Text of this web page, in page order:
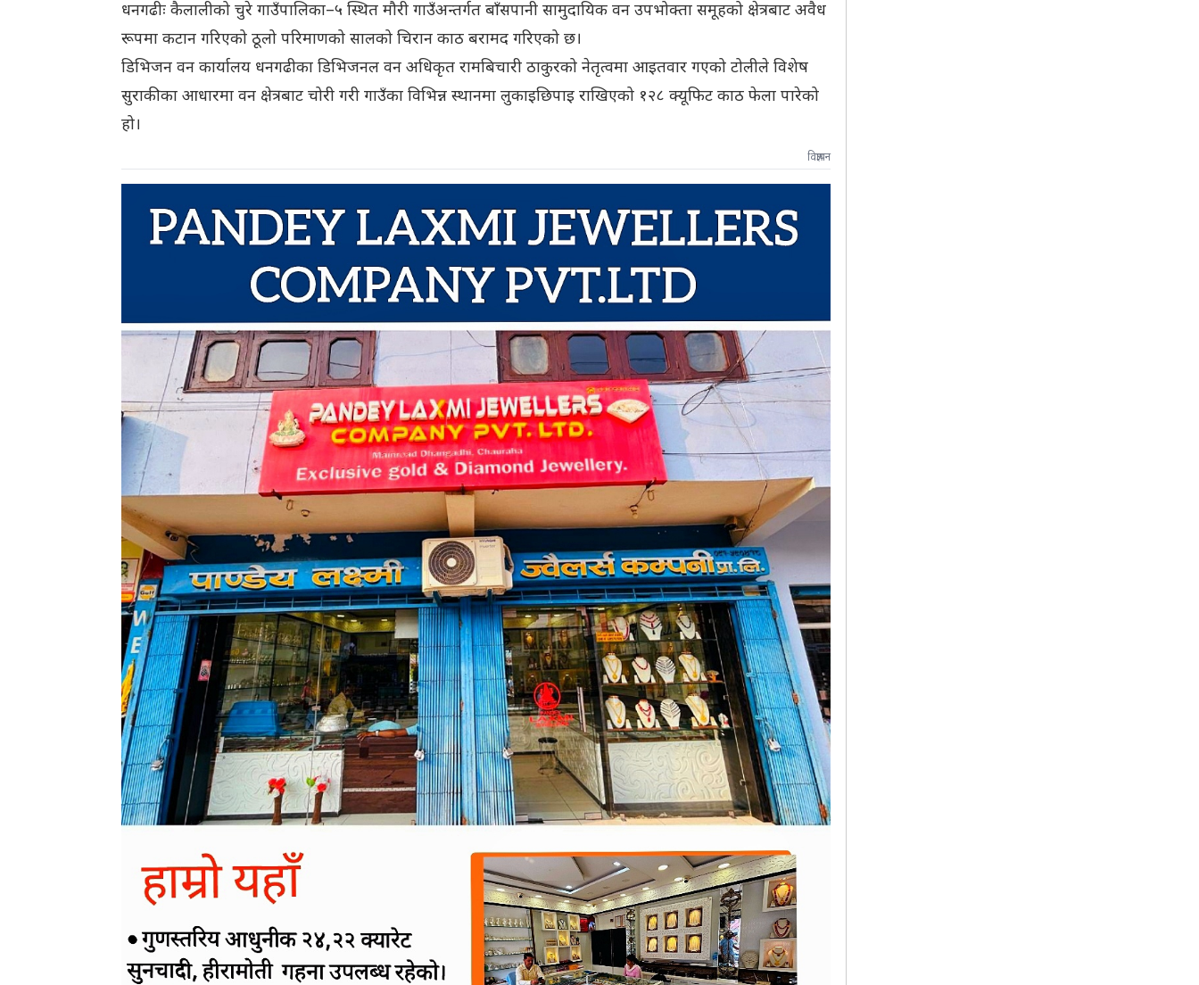
धनगढीः कैलालीको चुरे गाउँपालिका–५ स्थित मौरी गाउँअन्तर्गत बाँसपानी सामुदायिक वन उपभोक्ता समूहको क्षेत्रबाट अवैध
रूपमा कटान गरिएको ठूलो परिमाणको सालको चिरान काठ बरामद गरिएको छ।
डिभिजन वन कार्यालय धनगढीका डिभिजनल वन अधिकृत रामबिचारी ठाकुरको नेतृत्वमा आइतवार गएको टोलीले विशेष
सुराकीका आधारमा वन क्षेत्रबाट चोरी गरी गाउँका विभिन्न स्थानमा लुकाइछिपाइ राखिएको १२८ क्यूफिट काठ फेला पारेको
हो।
विज्ञापन